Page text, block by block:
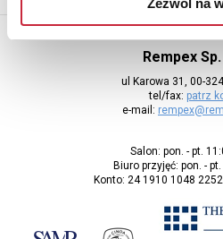
Zezwól na
Rempex
ul Karowa 31, 00-
tel/fax: patrz
e-mail:
Salon: pon. - pt.
Biuro przyjęć: pon. -
Konto: 24 1910 1048